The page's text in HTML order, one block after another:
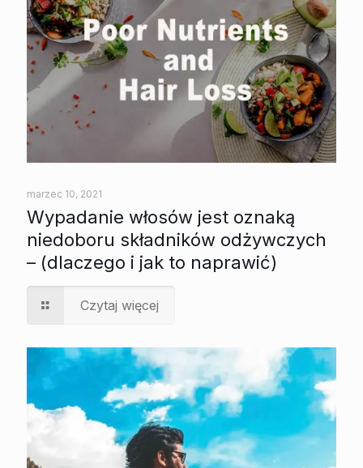
marzec 10, 2021
Wypadanie włosów jest oznaką
niedoboru składników odżywczych
– (dlaczego i jak to naprawić)
Czytaj więcej